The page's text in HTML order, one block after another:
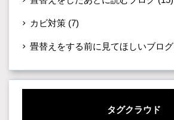
カビ対策 (7)
畳替えをする前に見てほしいブログ
タグクラウド